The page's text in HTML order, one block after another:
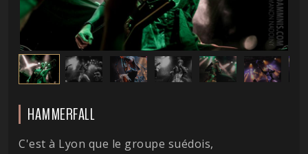
HAMMERFALL
C'est à Lyon que le groupe suédois,